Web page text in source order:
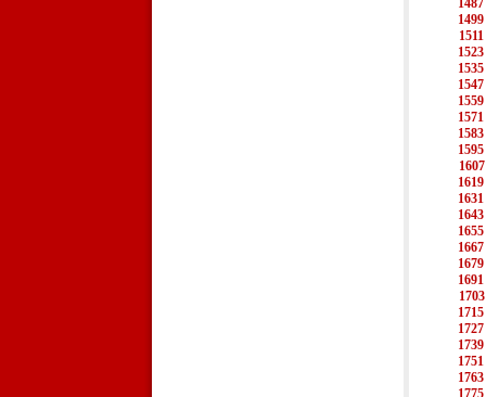
1487
1499
1511
1523
1535
1547
1559
1571
1583
1595
1607
1619
1631
1643
1655
1667
1679
1691
1703
1715
1727
1739
1751
1763
1775